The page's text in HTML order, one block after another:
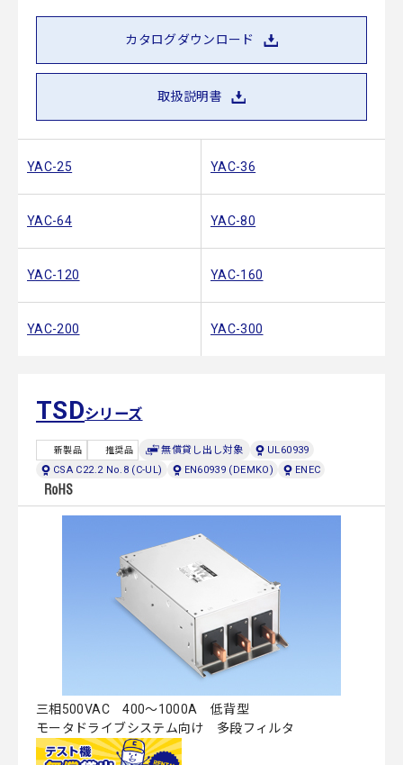
カタログダウンロード
取扱説明書
YAC-25 YAC-36
YAC-64 YAC-80
YAC-120 YAC-160
YAC-200 YAC-300
TSDシリーズ
新製品 推奨品 無償貸し出し対象
UL60939
CSA C22.2 No.8 (C-UL)
EN60939 (DEMKO) ENEC
三相500VAC 400～1000A 低背型
モータドライブシステム向け 多段フィルタ